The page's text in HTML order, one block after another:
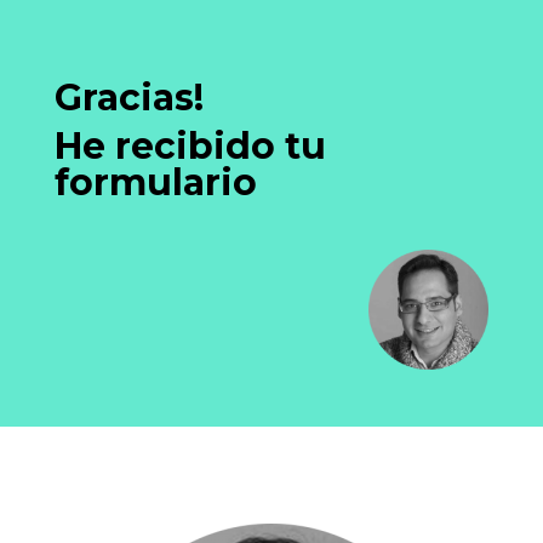
Gracias!
He recibido tu
formulario